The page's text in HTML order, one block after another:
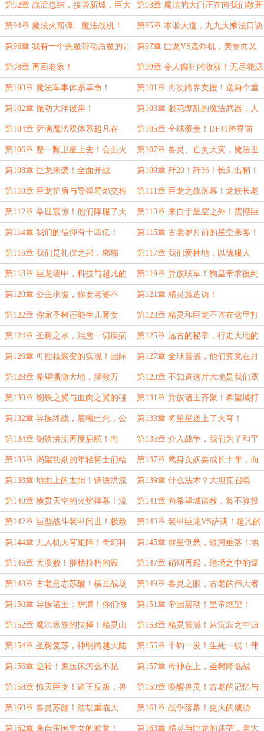
第92章 战后总结，接管新城，巨大
的收获！
第93章 魔法的大门正在向我们敞开
（二合一）
第94章 魔法火箭弹、魔法战机！ 第95章 本源大道，九九大乘法口诀
第96章 我有一个先魔带动后魔的计
划（二合一）
第97章 巨龙VS轰炸机，美丽而又
致命！
第98章 再回老家！ 第99章 令人癫狂的收获！无尽能源
的曙光！
第100章 魔法军事体系革命！ 第101章 再次跨界支援！送两个重
装合成旅过去！
第102章 振动大洋彼岸！ 第103章 眼花缭乱的魔法武器，人
形机甲，悬空炮台
第104章 萨满魔法双体系超凡存
在！
第105章 全球覆盖！DF41跨界前
往！
第106章 整一颗卫星上去！会面火
萤萨满！
第107章 兽灵、亡灵天灾，魔法世
界的隐秘
第108章 巨龙来袭！全面开战 第109章 歼20！歼36！长剑出鞘！
第110章 巨龙护盾与导弹尾焰交相
辉映的苍穹之战！
第111章 巨龙之战落幕！龙族长老
求谈！
第112章 举世震惊！他们降服了天
空王者！巨龙！
第113章 来自于星空之外！震撼巨
龙一万年！
第114章 我们的信仰有十四亿！ 第115章 古老岁月前的星空来客！
另一个世界！
第116章 我们是礼仪之邦，梆梆
梆！
第117章 我们爱种地，以德服人
第118章 巨龙装甲，科技与超凡的
结合
第119章 异族联军！狗皇帝求援到
我这里来了？
第120章 公主求援，你要老婆不
要？
第121章 精灵族造访！
第122章 你家圣树还能生儿育女
的？
第123章 精灵和巨龙不许在这里打
架！
第124章 圣树之水，治愈一切疾病
的万能药水！
第125章 远古的秘辛，行走大地的
神族，再回老家！
第126章 可控核聚变的实现！国际
震动！
第127章 全球震撼，他们究竟在月
球背面发现了什么？
第128章 希望播撒大地，拯救万
民！
第129章 不知道这片大地是我们罩
着的吗？
第130章 钢铁之翼与血肉之翼的碰
撞！战斗机碾压鹰身女妖！
第131章 异族诸王齐聚！希望城打
过来了？
第132章 异族终战，晨曦已死，公
主殉葬。
第133章 将星星送上了天穹！
第134章 钢铁洪流再度启航！向
东！
第135章 介入战争，我们为了和平
而来
第136章 渴望功勋的年轻将士们给
老子开火
第137章 鹰身女妖要成长十年，而
我们的无人机只要45秒！
第138章 地面上的太阳！钢铁洪流
到达战场！
第139章 什么法术？大坦克召唤
术！
第140章 横贯天空的火焰弹幕！流
火瀑布！
第141章 向希望城请教，算不算投
敌？
第142章 巨型战斗装甲问世！极致
的机械浪漫！
第143章 装甲巨龙VS萨满！超凡的
对抗！
第144章 无人机天穹矩阵！奇幻科
技瑰丽史诗！
第145章 群星倒悬，银河垂落！地
精覆灭！
第146章 大溃败！摧枯拉朽的毁
灭！大战落幕！
第147章 硝烟再起，绝境之中的爆
发！
第148章 古老意志苏醒！横亘战场
的巨大眼睛！
第149章 兽灵之眼，古老的伟大者
苏醒！
第150章 异族诸王：萨满！你们做
了什么！
第151章 帝国震动！皇帝绝望！
第152章 魔法家族的抉择！精灵山
脉！
第153章 精灵震撼！从沉寂之中归
来的伟大者！
第154章 圣树复苏，神明跨越大陆
而来！
第155章 千钧一发！生死一线！伟
大者的位格无法抵抗！
第156章 逆转！鬼压床怎么不见
了！
第157章 母神在上，圣树降临战
场！
第158章 惊天巨变！诸王反叛，兽
人落幕！
第159章 唤醒兽灵！古老的记忆与
尘封的历史！
第160章 兽灵苏醒！浩劫重临大
地！
第161章 战争落幕！更大的威胁
第162章 来自帝国皇女的歉意！ 第163章 精灵与巨龙的迷茫，老大